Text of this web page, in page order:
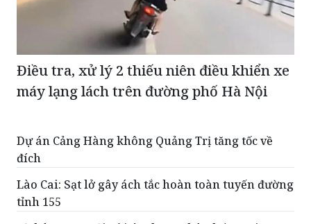
Điều tra, xử lý 2 thiếu niên điều khiển xe
máy lạng lách trên đường phố Hà Nội
Dự án Cảng Hàng không Quảng Trị tăng tốc về
đích
Lào Cai: Sạt lở gây ách tắc hoàn toàn tuyến đường
tỉnh 155